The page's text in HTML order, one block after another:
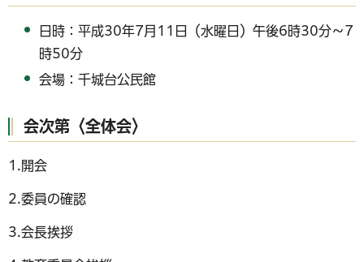
日時：平成30年7月11日（水曜日）午後6時30分～7
時50分
会場：千城台公民館
会次第〈全体会〉
1.開会
2.委員の確認
3.会長挨拶